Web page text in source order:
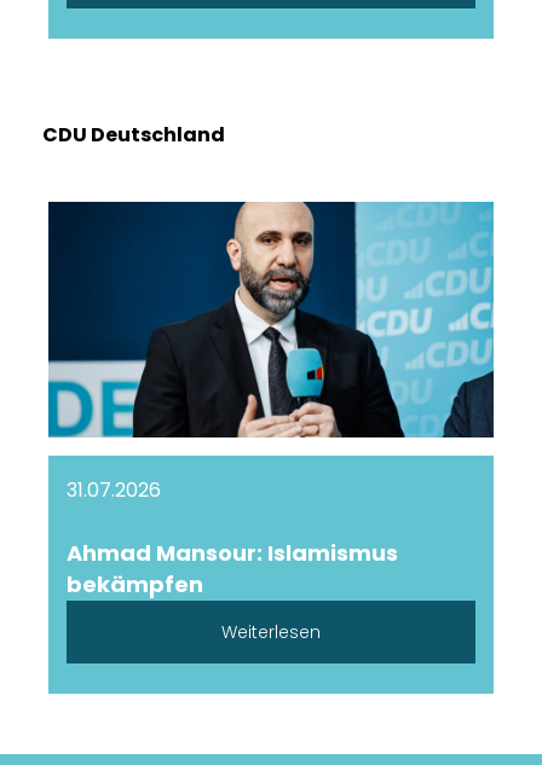
CDU Deutschland
31.07.2026
Ahmad Mansour: Islamismus
bekämpfen
Weiterlesen